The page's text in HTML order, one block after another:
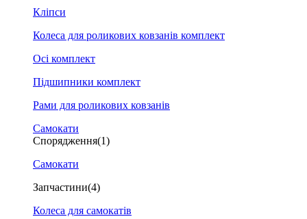
Кліпси
Колеса для роликових ковзанів комплект
Осі комплект
Підшипники комплект
Рами для роликових ковзанів
Самокати
Спорядження(1)
Самокати
Запчастини(4)
Колеса для самокатів